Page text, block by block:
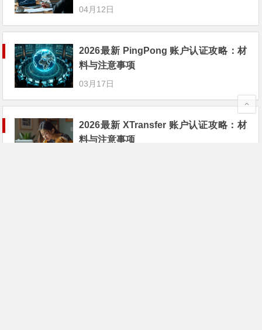
04月12日
2026最新 PingPong 账户认证攻略：材
料与注意事项
03月17日
2026最新 XTransfer 账户认证攻略：材
料与注意事项